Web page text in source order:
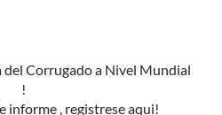
Corrugado a Nivel Mundial
!
informe , registrese aqui!